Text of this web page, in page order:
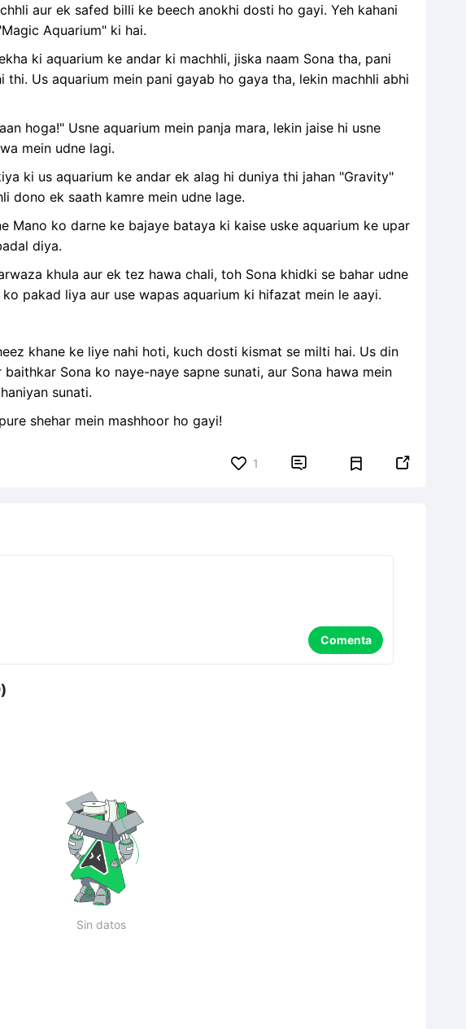
aur ek safed billi ke beech anokhi dosti ho gayi. Yeh kahani
Aquarium" ki hai.
ki aquarium ke andar ki machhli, jiska naam Sona tha, pani
thi. Us aquarium mein pani gayab ho gaya tha, lekin machhli abhi
hoga!" Usne aquarium mein panja mara, lekin jaise hi usne
mein udne lagi.
ki us aquarium ke andar ek alag hi duniya thi jahan "Gravity"
dono ek saath kamre mein udne lage.
Mano ko darne ke bajaye bataya ki kaise uske aquarium ke upar
diya.
khula aur ek tez hawa chali, toh Sona khidki se bahar udne
pakad liya aur use wapas aquarium ki hifazat mein le aayi.
khane ke liye nahi hoti, kuch dosti kismat se milti hai. Us din
Sona ko naye-naye sapne sunati, aur Sona hawa mein
sunati.
shehar mein mashhoor ho gayi!
1  
Comenta
Sin datos